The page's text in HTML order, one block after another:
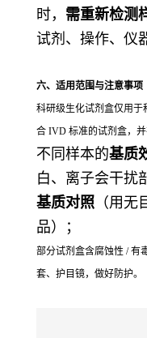
时， 需重新检测
试剂、操作、仪
六、适用范围与注意事项
科研级生化试剂盒仅用
合 IVD 标准的试剂盒，
不同样本的基质
白、离子会干扰
基质对照 （用
品）；
部分试剂盒含腐蚀性 / 有
套、护目镜，做好防护。